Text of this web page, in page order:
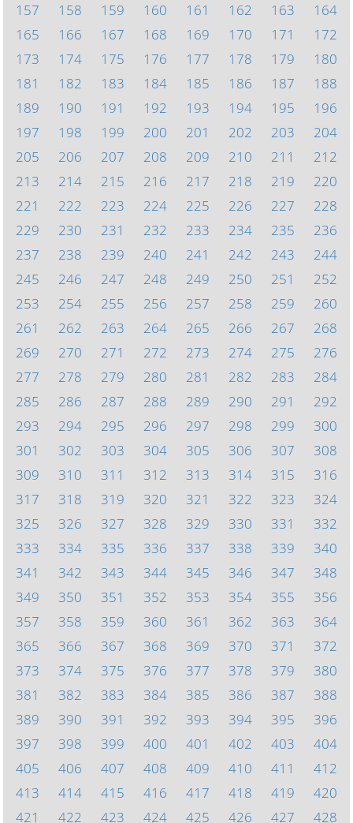
157
158 159 160 161 162 163
164
165
166 167 168 169 170 171
172
173
174 175 176 177 178 179
180
181
182 183 184 185 186 187
188
189
190 191 192 193 194 195
196
197
198 199 200 201 202 203
204
205
206 207 208 209 210 211
212
213
214 215 216 217 218 219
220
221
222 223 224 225 226 227
228
229
230 231 232 233 234 235
236
237
238 239 240 241 242 243
244
245
246 247 248 249 250 251
252
253
254 255 256 257 258 259
260
261
262 263 264 265 266 267
268
269
270 271 272 273 274 275
276
277
278 279 280 281 282 283
284
285
286 287 288 289 290 291
292
293
294 295 296 297 298 299
300
301
302 303 304 305 306 307
308
309
310 311 312 313 314 315
316
317
318 319 320 321 322 323
324
325
326 327 328 329 330 331
332
333
334 335 336 337 338 339
340
341
342 343 344 345 346 347
348
349
350 351 352 353 354 355
356
357
358 359 360 361 362 363
364
365
366 367 368 369 370 371
372
373
374 375 376 377 378 379
380
381
382 383 384 385 386 387
388
389
390 391 392 393 394 395
396
397
398 399 400 401 402 403
404
405
406 407 408 409 410 411
412
413
414 415 416 417 418 419
420
421
422 423 424 425 426 427 428